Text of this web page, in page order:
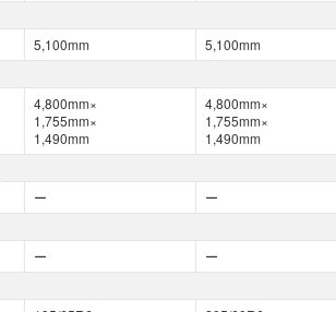
5,100mm 5,100mm
4,800mm×
1,755mm×
1,490mm
4,800mm×
1,755mm×
1,490mm
ー ー
ー ー